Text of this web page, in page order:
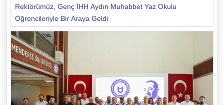
Rektörümüz, Genç İHH Aydın Muhabbet Yaz Okulu
Öğrencileriyle Bir Araya Geldi